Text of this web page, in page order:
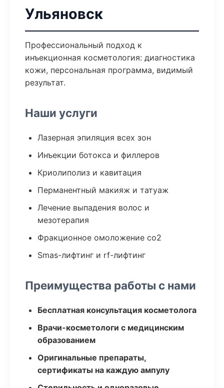
Ульяновск
Профессиональный подход к
инъекционная косметология: диагностика
кожи, персональная программа, видимый
результат.
Наши услуги
Лазерная эпиляция всех зон
Инъекции ботокса и филлеров
Криолиполиз и кавитация
Перманентный макияж и татуаж
Лечение выпадения волос и
мезотерапия
Фракционное омоложение co2
Smas-лифтинг и rf-лифтинг
Преимущества работы с нами
Бесплатная консультация косметолога
Врачи-косметологи с медицинским
образованием
Оригинальные препараты,
сертификаты на каждую ампулу